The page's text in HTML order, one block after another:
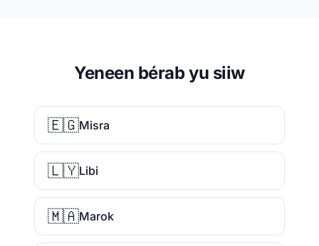
Yeneen bérab yu siiw
🇪🇬Misra
🇱🇾Libi
🇲🇦Marok